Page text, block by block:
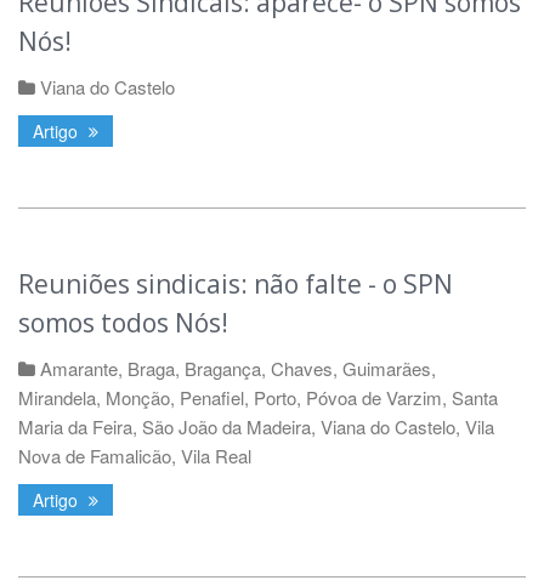
Nós!
Viana do Castelo
Artigo
Reuniões sindicais: não falte - o SPN
somos todos Nós!
Amarante, Braga, Bragança, Chaves, Guimarães,
Mirandela, Monção, Penafiel, Porto, Póvoa de Varzim, Santa
Maria da Feira, São João da Madeira, Viana do Castelo, Vila
Nova de Famalicão, Vila Real
Artigo